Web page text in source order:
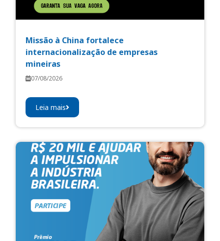
Missão à China fortalece
internacionalização de empresas
mineiras
07/08/2026
Leia mais